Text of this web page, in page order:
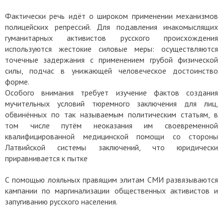
Фактически речь идёт о широком применении механизмов
полицейских репрессий. Для подавления инакомыслящих
гуманитарных активистов русского происхождения
используются жестокие силовые меры: осуществляются
точечные задержания с применением грубой физической
силы, подчас в унижающей человеческое достоинство
форме.
Особого внимания требует изучение фактов создания
мучительных условий тюремного заключения для лиц,
обвинённых по так называемым политическим статьям, в
том числе путём неоказания им своевременной
квалифицированной медицинской помощи со стороны
Латвийской системы заключений, что юридически
приравнивается к пытке
С помощью лояльных правящим элитам СМИ развязываются
кампании по маргинализации общественных активистов и
запугиванию русского населения.